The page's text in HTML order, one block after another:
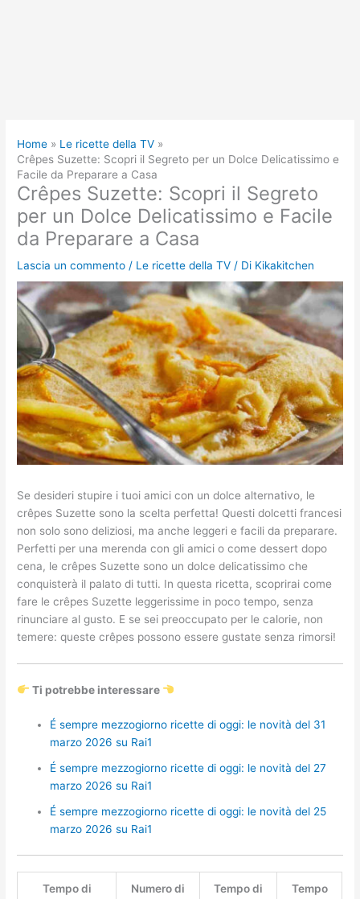
Home
Le ricette della TV
Crêpes Suzette: Scopri il Segreto per un Dolce Delicatissimo e
Facile da Preparare a Casa
Crêpes Suzette: Scopri il Segreto
per un Dolce Delicatissimo e Facile
da Preparare a Casa
Lascia un commento / Le ricette della TV / Di Kikakitchen
Se desideri stupire i tuoi amici con un dolce alternativo, le
crêpes Suzette sono la scelta perfetta! Questi dolcetti francesi
non solo sono deliziosi, ma anche leggeri e facili da preparare.
Perfetti per una merenda con gli amici o come dessert dopo
cena, le crêpes Suzette sono un dolce delicatissimo che
conquisterà il palato di tutti. In questa ricetta, scoprirai come
fare le crêpes Suzette leggerissime in poco tempo, senza
rinunciare al gusto. E se sei preoccupato per le calorie, non
temere: queste crêpes possono essere gustate senza rimorsi!
Ti potrebbe interessare
É sempre mezzogiorno ricette di oggi: le novità del 31
marzo 2026 su Rai1
É sempre mezzogiorno ricette di oggi: le novità del 27
marzo 2026 su Rai1
É sempre mezzogiorno ricette di oggi: le novità del 25
marzo 2026 su Rai1
Tempo di
Numero di
Tempo di
Tempo